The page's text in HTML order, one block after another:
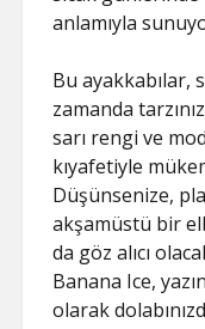
anlamıyla
Bu ayakkabılar,
zamanda
sarı rengi ve
kıyafetiyle
Düşünsenize,
akşamüstü bir
da göz alıcı
Banana Ice,
olarak